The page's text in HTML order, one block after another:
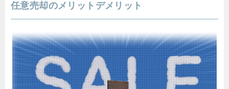
任意売却のメリットデメリット